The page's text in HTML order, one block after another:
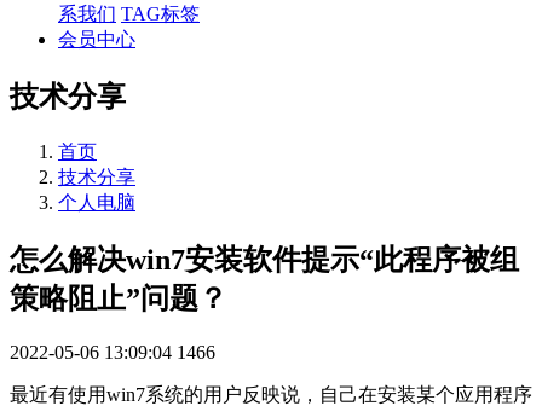
系我们 TAG标签
会员中心
技术分享
首页
技术分享
个人电脑
怎么解决win7安装软件提示“此程序被组
策略阻止”问题？
2022-05-06 13:09:04 1466
最近有使用win7系统的用户反映说，自己在安装某个应用程序